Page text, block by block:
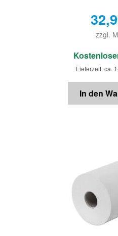
zzgl.
Lieferzeit: ca.
In den